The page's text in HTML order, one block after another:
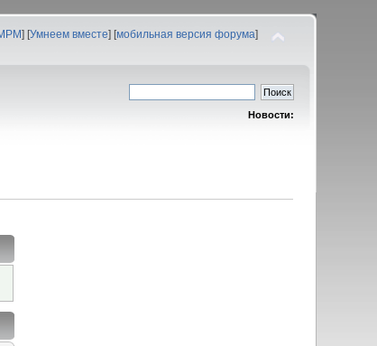
] [Умнеем вместе] [мобильная версия форума]
Новости: